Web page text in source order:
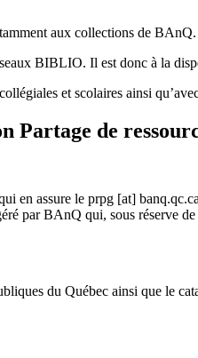
aux collections de BAnQ.
seaux BIBLIO. Il est donc à la
et scolaires ainsi
Partage de
en assure le prpg [at] banq.qc.ca
par BAnQ qui, sous réserve
du Québec ainsi que le